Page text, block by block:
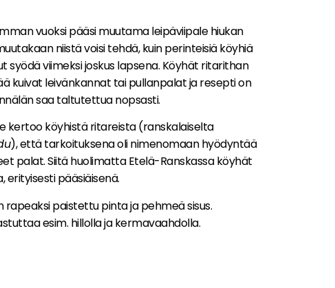
vuoksi pääsi muutama leipäviipale hiukan
niistä voisi tehdä, kuin perinteisiä köyhiä
syödä viimeksi joskus lapsena. Köyhät ritarithan
kuivat leivänkannat tai pullanpalat ja resepti on
saa taltutettua nopsasti.
kertoo köyhistä ritareista (ranskalaiselta
), että tarkoituksena oli nimenomaan hyödyntää
palat. Siitä huolimatta Etelä-Ranskassa köyhät
erityisesti pääsiäisenä.
rapeaksi paistettu pinta ja pehmeä sisus.
esim. hillolla ja kermavaahdolla.